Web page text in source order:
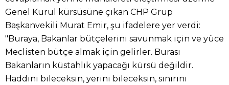
Genel Kurul kürsüsüne çıkan CHP Grup
Başkanvekili Murat Emir, şu ifadelere yer verdi:
"Buraya, Bakanlar bütçelerini savunmak için ve yüce
Meclisten bütçe almak için gelirler. Burası
Bakanların küstahlık yapacağı kürsü değildir.
Haddini bileceksin, yerini bileceksin, sınırını